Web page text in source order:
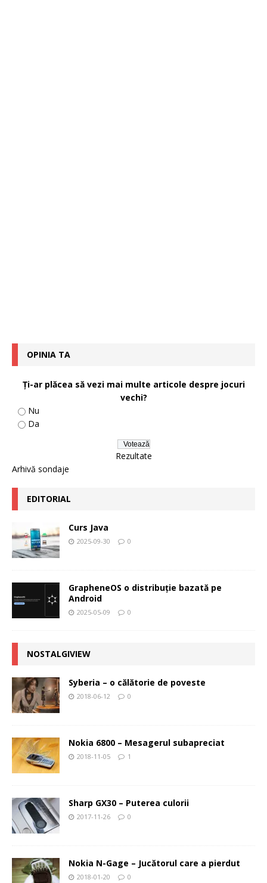
OPINIA TA
Ţi-ar plăcea să vezi mai multe articole despre jocuri
vechi?
Nu
Da
Rezultate
Arhivă sondaje
EDITORIAL
Curs Java
2025-09-30 0
GrapheneOS o distribuție bazată pe
Android
2025-05-09 0
NOSTALGIVIEW
Syberia – o călătorie de poveste
2018-06-12 0
Nokia 6800 – Mesagerul subapreciat
2018-11-05 1
Sharp GX30 – Puterea culorii
2017-11-26 0
Nokia N-Gage – Jucătorul care a pierdut
2018-01-20 0